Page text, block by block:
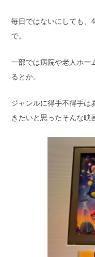
毎日ではないにしても、
で。
一部では病院や老人ホー
るとか。
ジャンルに得手不得手は
きたいと思ったそんな映